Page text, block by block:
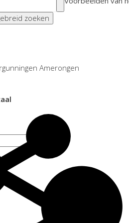
zoeken
Amerongen